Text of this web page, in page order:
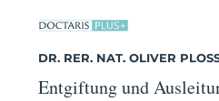
DR. RER. NAT. OLIVER
Entgiftung und